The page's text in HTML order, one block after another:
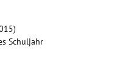
Schuljahr